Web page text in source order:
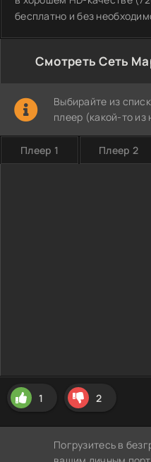
бесплатно и без
Смотреть Сеть
Выбирайте из
плеер (какой-то из
Плеер 1 Плеер 2
1 2
Погрузитесь в